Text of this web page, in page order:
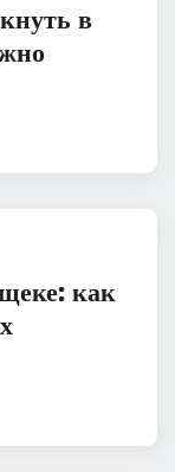
в
как